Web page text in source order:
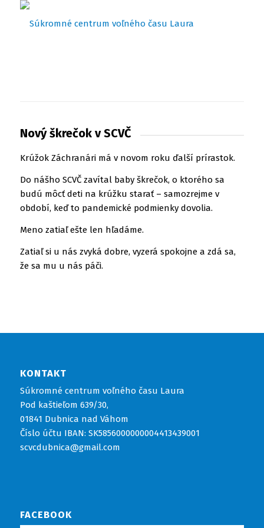
Nový škrečok v SCVČ
Krúžok Záchranári má v novom roku ďalší prírastok.
Do nášho SCVČ zavítal baby škrečok, o ktorého sa
budú môcť deti na krúžku starať – samozrejme v
období, keď to pandemické podmienky dovolia.
Meno zatiaľ ešte len hľadáme.
Zatiaľ si u nás zvyká dobre, vyzerá spokojne a zdá sa,
že sa mu u nás páči.
KONTAKT
Súkromné centrum voľného času Laura
Pod kaštieľom 639/30,
01841 Dubnica nad Váhom
Číslo účtu IBAN: SK5856000000004413439001
scvcdubnica@gmail.com
FACEBOOK